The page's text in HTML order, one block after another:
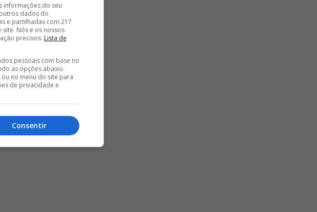
CRAQUE DO
turca, uma
em 10 jogos
informações do seu
dados do
e partilhadas com 217
Nós e os nossos
precisos. Lista de
pessoais com base no
as opções abaixo.
no menu do site para
de privacidade e
Consentir